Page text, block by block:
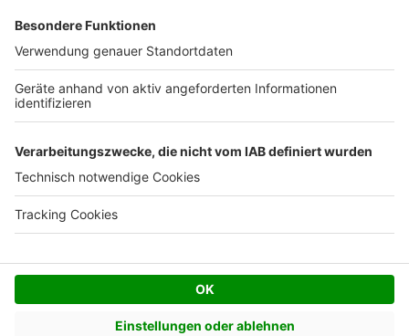
© AVIV Germany GmbH - 2026
Facebook
Twitter